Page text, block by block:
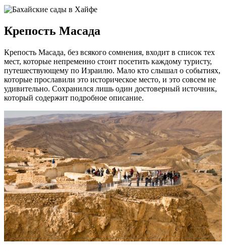
Крепость Масада
Крепость Масада, без всякого сомнения, входит в список тех
мест, которые непременно стоит посетить каждому туристу,
путешествующему по Израилю. Мало кто слышал о событиях,
которые прославили это историческое место, и это совсем не
удивительно. Сохранился лишь один достоверный источник,
который содержит подробное описание.